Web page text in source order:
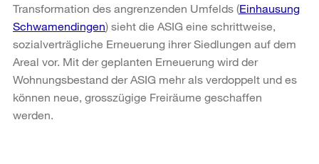
Transformation des angrenzenden Umfelds (Einhausung
Schwamendingen) sieht die ASIG eine schrittweise,
sozialverträgliche Erneuerung ihrer Siedlungen auf dem
Areal vor. Mit der geplanten Erneuerung wird der
Wohnungsbestand der ASIG mehr als verdoppelt und es
können neue, grosszügige Freiräume geschaffen
werden.